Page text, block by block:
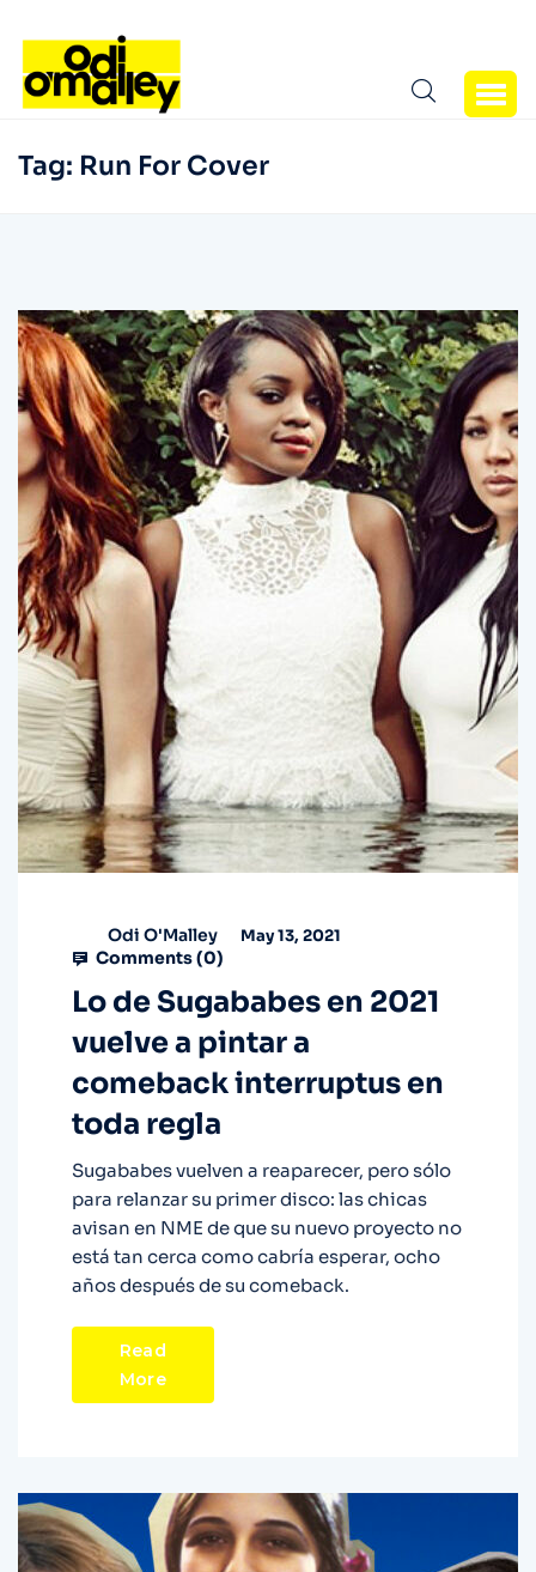
Tag: Run For Cover
Odi O'Malley May 13, 2021
Comments (0)
Lo de Sugababes en 2021
vuelve a pintar a
comeback interruptus en
toda regla
Sugababes vuelven a reaparecer, pero sólo
para relanzar su primer disco: las chicas
avisan en NME de que su nuevo proyecto no
está tan cerca como cabría esperar, ocho
años después de su comeback.
Read
More